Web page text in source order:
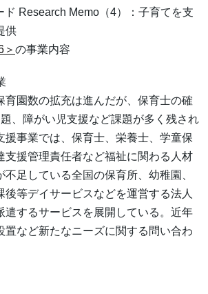
ド Research Memo（4）：子育てを支
供
＞ の事業内容
育園数の拡充は進んだが、保育士の確
、障がい児支援など課題が多く残され
援事業では、保育士、栄養士、学童保
支援管理責任者など福祉に関わる人材
不足している全国の保育所、幼稚園、
後等デイサービスなどを運営する法人
遣するサービスを展開している。近年
置など新たなニーズに関する問い合わ